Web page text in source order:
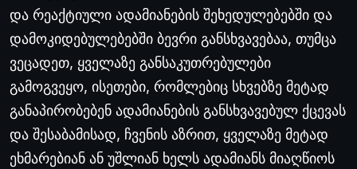
და რეაქტიული ადამიანების შეხედულებებში და
დამოკიდებულებებში ბევრი განსხვავებაა, თუმცა
ვეცადეთ, ყველაზე განსაკუთრებულები
გამოგვეყო, ისეთები, რომლებიც სხვებზე მეტად
განაპირობებენ ადამიანების განსხვავებულ ქცევას
და შესაბამისად, ჩვენის აზრით, ყველაზე მეტად
ეხმარებიან ან უშლიან ხელს ადამიანს მიაღწიოს